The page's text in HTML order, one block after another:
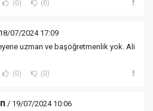
(0) (0)
07/2024 17:09
uzman ve başöğretmenlik yok. Ali
(0) (0)
/ 19/07/2024 10:06